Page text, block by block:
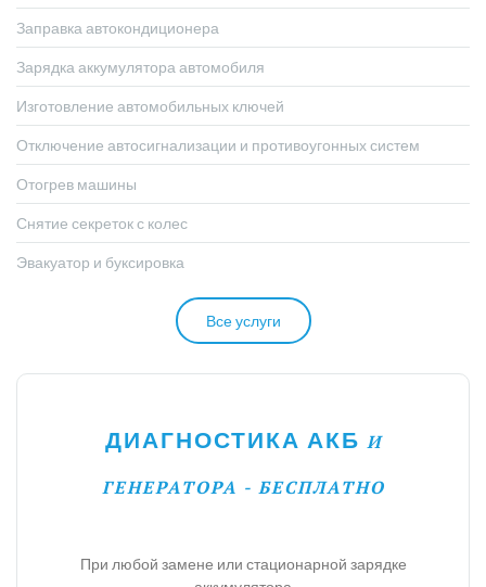
Заправка автокондиционера
Зарядка аккумулятора автомобиля
Изготовление автомобильных ключей
Отключение автосигнализации и противоугонных систем
Отогрев машины
Снятие секреток с колес
Эвакуатор и буксировка
Все услуги
ДИАГНОСТИКА АКБ И
ГЕНЕРАТОРА - БЕСПЛАТНО
При любой замене или стационарной зарядке